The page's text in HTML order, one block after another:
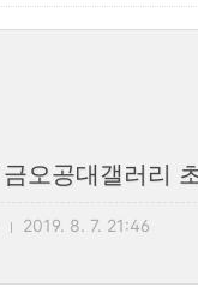
오공대갤러리
2019. 8. 7. 21:46